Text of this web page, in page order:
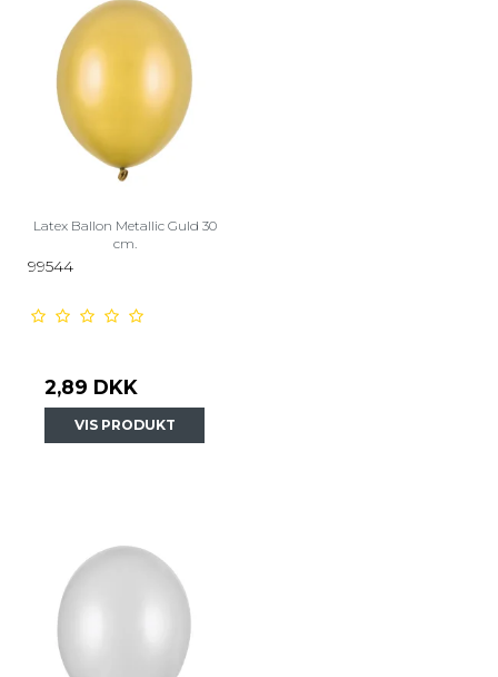
Latex Ballon Metallic Guld 30
cm.
99544
2,89 DKK
VIS PRODUKT